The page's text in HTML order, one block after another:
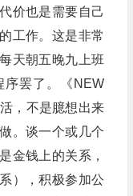
价也是需要自己
工作。这是非常
天朝五晚九上班
序罢了。《NEW
，不是臆想出来
。谈一个或几个
金钱上的关系，
），积极参加公